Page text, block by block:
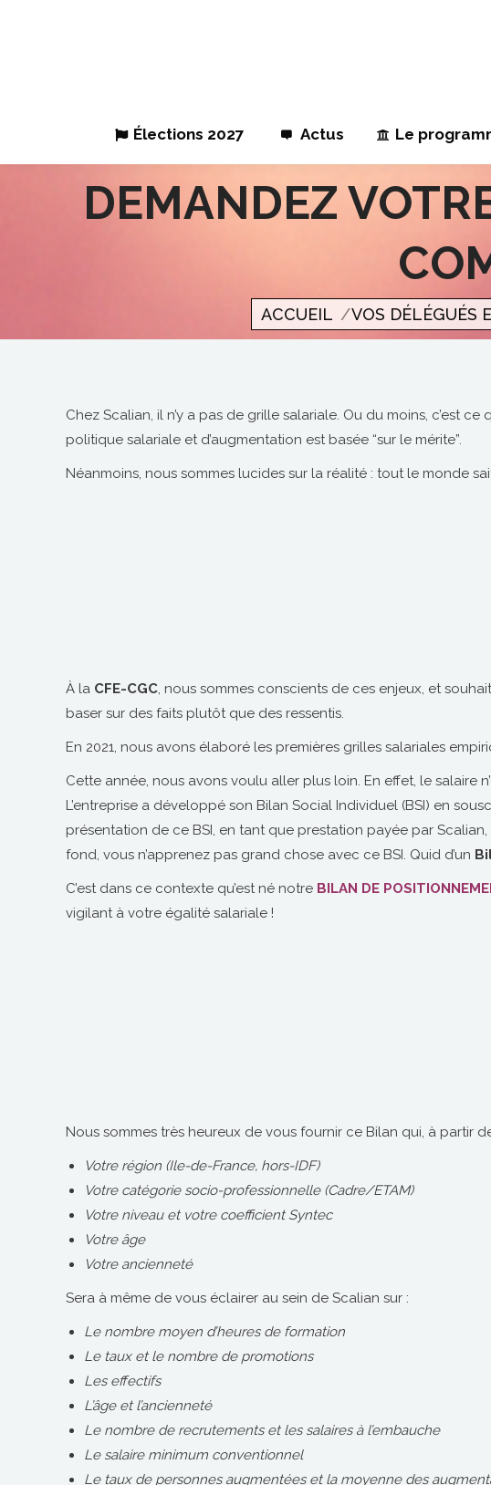
Élections 2027 Actus Le
DEMANDEZ
Vous êtes ici
ACCUEIL VOS DÉLÉGUÉS
Chez Scalian, il n’y a pas de grille salariale. Ou du moins, c’est
politique salariale et d’augmentation est basée “sur le mérite”.
Néanmoins, nous sommes lucides sur la réalité : tout le monde
À la CFE-CGC, nous sommes conscients de ces enjeux, et
baser sur des faits plutôt que des ressentis.
En 2021, nous avons élaboré les premières grilles salariales
Cette année, nous avons voulu aller plus loin. En effet, le salaire
L’entreprise a développé son Bilan Social Individuel (BSI) en
présentation de ce BSI, en tant que prestation payée par
fond, vous n’apprenez pas grand chose avec ce BSI. Quid d’un
C’est dans ce contexte qu’est né notre BILAN DE
vigilant à votre égalité salariale !
Nous sommes très heureux de vous fournir ce Bilan qui, à partir
Votre région (Ile-de-France, hors-IDF)
Votre catégorie socio-professionnelle (Cadre/ETAM)
Votre niveau et votre coefficient Syntec
Votre âge
Votre ancienneté
Sera à même de vous éclairer au sein de Scalian sur :
Le nombre moyen d’heures de formation
Le taux et le nombre de promotions
Les effectifs
L’âge et l’ancienneté
Le nombre de recrutements et les salaires à l’embauche
Le salaire minimum conventionnel
Le taux de personnes augmentées et la moyenne des